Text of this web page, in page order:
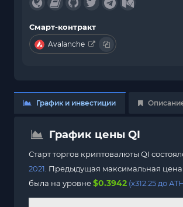
Смарт-контракт
Avalanche
График и инвестиции
График цены QI
Старт торгов криптовалюты QI
2021 . Предыдущая максимальная цена
была на уровне$0.3942 (x312.25 до